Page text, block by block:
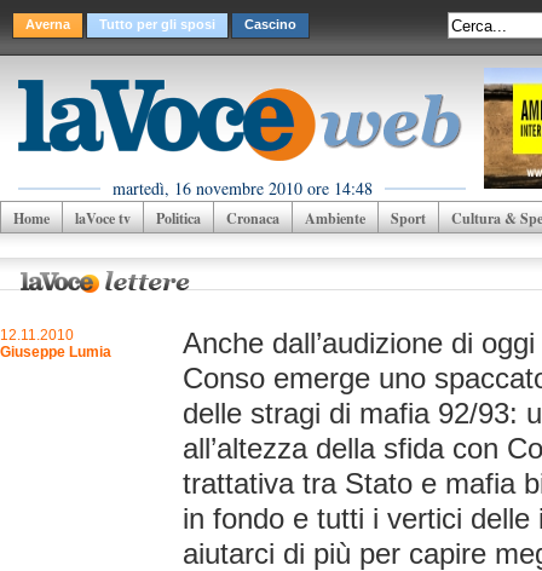
Averna Tutto per gli sposi Cascino
martedì, 16 novembre 2010 ore 14:48
Home laVoce tv Politica Cronaca Ambiente Sport Cultura &
12.11.2010
Giuseppe Lumia
Anche dall’audizione di
Conso emerge uno
delle stragi di mafia 92/93:
all’altezza della sfida con
trattativa tra Stato e mafia
in fondo e tutti i vertici delle
aiutarci di più per capire